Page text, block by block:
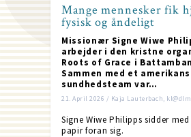
Mange mennesker fik
fysisk og åndeligt
Missionær Signe Wiwe
arbejder i den kristne
Roots of Grace i
Sammen med et
sundhedsteam var…
21. April 2026 / Kaja Lauterbach,
Signe Wiwe Philipps sidder
papir foran sig.